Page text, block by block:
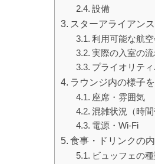
設備
スターアライアン
利用可能な航
実際の入室の流
プライオリテ
ラウンジ内の様子
座席・雰囲気
混雑状況（時間
電源・Wi-Fi
食事・ドリンクの
ビュッフェの